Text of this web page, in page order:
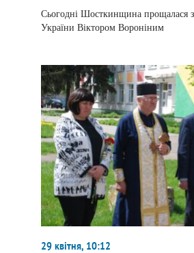
Сьогодні Шосткинщина прощалася
України Віктором Вороніним
29 квітня, 10:12